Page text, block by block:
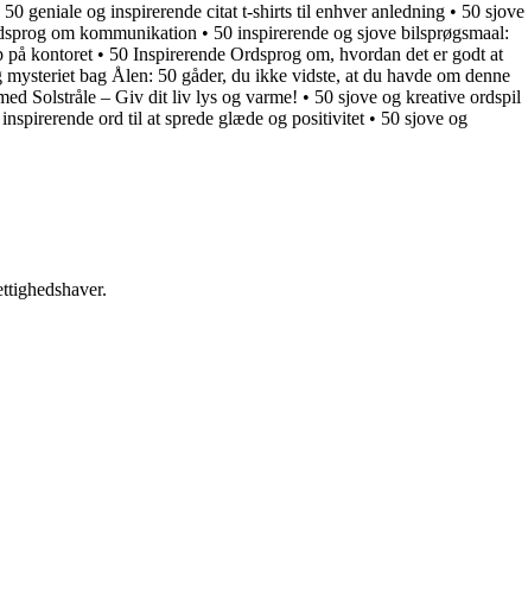
50 geniale og inspirerende citat t-shirts til enhver anledning • 50 sjove
om kommunikation • 50 inspirerende og sjove bilsprøgsmaal:
på kontoret • 50 Inspirerende Ordsprog om, hvordan det er godt at
mysteriet bag Ålen: 50 gåder, du ikke vidste, at du havde om denne
Solstråle – Giv dit liv lys og varme! • 50 sjove og kreative ordspil
ord til at sprede glæde og positivitet • 50 sjove og